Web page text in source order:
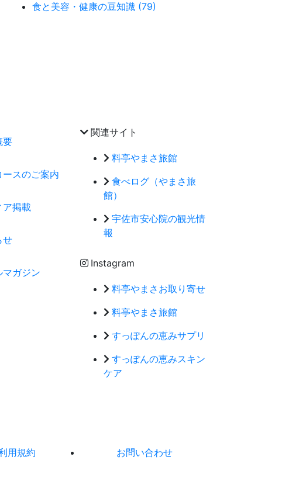
食と美容・健康の豆知識 (79)
要
ースのご案内
ア掲載
せ
マガジン
関連サイト
料亭やまさ旅館
食べログ（やまさ旅
館）
宇佐市安心院の観光情
報
Instagram
料亭やまさお取り寄せ
料亭やまさ旅館
すっぽんの恵みサプリ
すっぽんの恵みスキン
ケア
用規約 お問い合わせ